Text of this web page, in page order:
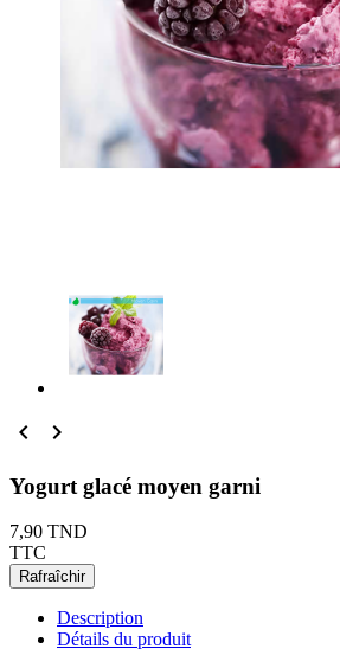
 
Yogurt glacé moyen garni
7,90 TND
TTC
Description
Détails du produit